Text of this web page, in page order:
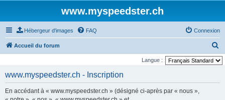
www.myspeedster.ch
Hébergeur d'images FAQ Connexion
Accueil du forum
e
Langue :
www.myspeedster.ch - Inscription
En accédant à « www.myspeedster.ch » (désigné ci-après par « nous »,